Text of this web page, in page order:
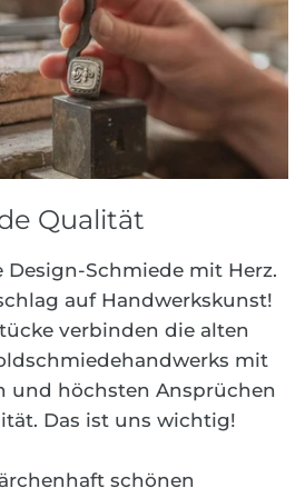
Qualität
Design-Schmiede mit Herz.
auf Handwerkskunst!
verbinden die alten
mit
und höchsten Ansprüchen
Das ist uns wichtig!
schönen